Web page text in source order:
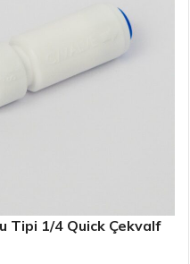
Tipi 1/4 Quick Çekvalf